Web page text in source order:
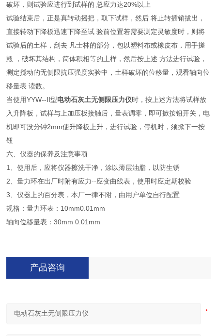
破坏，则试验应进行到试样的 总应力达20%以上
试验结束后，正是真转动摇把，取下试样，然后 将止转插销拔出，
直接转动下降板迅速下降至试 验前位置若需要测定灵敏度时，则将
试验后的土样，刮去 凡士林的部分，包以塑料布或橡皮布，用手搓
毁 ，破坏其结构，筒体积相等的土样，然后按上述 方法进行试验，
测定搅动的无侧限抗压强度实验中，土样破坏的位移量，观看轴向位
移量表 读数。
当使用YYW--II型电动石灰土无侧限压力仪时，按上述方法将试样放
入升降板，试样与上加压板接触后，量表调零，即可掀按钮开关，电
机即可没分钟2mm使升降板上升，进行试验，停机时，须掀下一按
钮
六、仪器的保养及注意事项
1、使用后，应将仪器擦洗干净，涂以薄层油脂，以防生锈
2、量力环在出厂时附有应力--应变曲线表，使用时应定期校验
3、仪器上的百分表，本厂一律不附，由用户单位自行配置
规格：量力环表：10mm0.01mm
轴向位移量表：30mm 0.01mm
产品咨询